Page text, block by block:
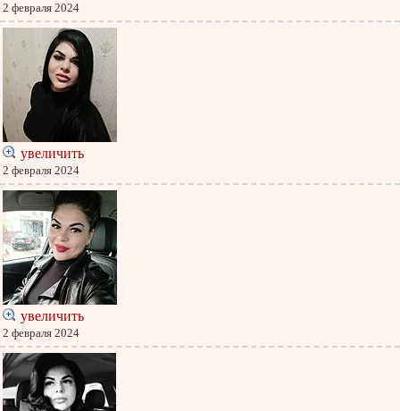
2 февраля 2024
увеличить
2 февраля 2024
увеличить
2 февраля 2024